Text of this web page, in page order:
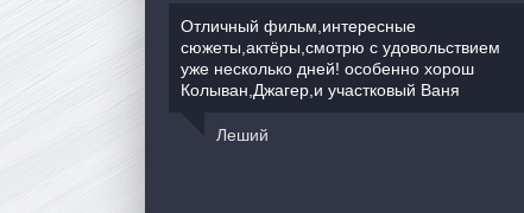
Отличный фильм,интересные
сюжеты,актёры,смотрю с удовольствием
уже несколько дней! особенно хорош
Колыван,Джагер,и участковый Ваня
Леший